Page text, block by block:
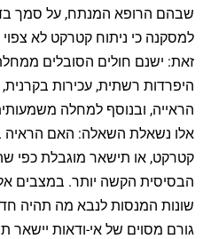
שבהם הרופא המנתח, על סמך
למסקנה כי ניתוח קטרקט לא
זאת: ישנם חולים הסובלים
היפרדות רשתית, עכירות בקרנית,
הראייה, ובנוסף למחלה
אלו נשאלת השאלה: האם הראיה
קטרקט, או תישאר מוגבלת כפי
הבסיסית הקשה יותר. במצבים
שונות המנסות לנבא מה תהיה
גורם מסוים של אי-ודאות יישאר